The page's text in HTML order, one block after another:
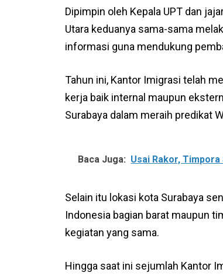
Dipimpin oleh Kepala UPT dan
Utara keduanya sama-sama
informasi guna mendukung
Tahun ini, Kantor Imigrasi telah
kerja baik internal maupun
Surabaya dalam meraih predikat
Baca Juga: Usai Rakor,
Selain itu lokasi kota Surabaya
Indonesia bagian barat maupun
kegiatan yang sama.
Hingga saat ini sejumlah Kantor